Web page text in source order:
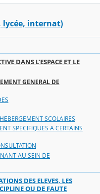
lycée, internat)
DANS L’ESPACE ET LE
GENERAL DE
SCOLAIRES
SPECIFIQUES A CERTAINS
AU SEIN DE
DES ELEVES, LES
OU DE FAUTE